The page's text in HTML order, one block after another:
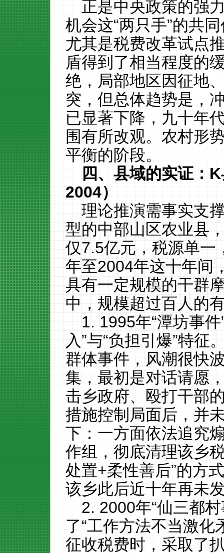
正是中央政策的强
机会这“两只手”的共
尤其是税费改革试点
盾得到了相当程度的
绝，局部地区因征地
突，但总体趋势是，
已显著下降，九十年
围有所改观。农村形
平衡的阶段。
四、县域的实证：K
2004）
理论推演需事实支
型的中部山区农业县
仅7.5亿元，税源单一
年至2004年这十年间
具有一定规模的干群
中，规模超过百人的
1. 1995年“潭坊事
入”与“负担引爆”特征
群体事件，风潮很快
集，最初是对话请愿
击乡政府、殴打干部
措施控制局面后，并
下：一方面依法追究
作组，彻底清理该乡
处置+柔性善后”的方
该乡此后近十年再未
2. 2000年“仙三都
了“工作方法不当激化
征收税费时，采取了